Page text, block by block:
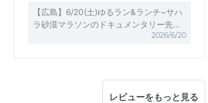
【広島】6/20(土)ゆるラン&ランチ~サハ
ラ砂漠マラソンのドキュメンタリー先…
2026/6/20
レビューをもっと見る